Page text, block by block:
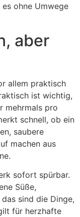
ohne Umwege
aber
allem praktisch
ist wichtig,
mehrmals pro
schnell, ob ein
saubere
machen aus
sofort spürbar.
Süße,
sind die Dinge,
für herzhafte